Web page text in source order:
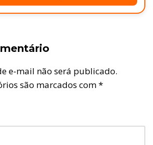
e-mail não será publicado.
são marcados com*